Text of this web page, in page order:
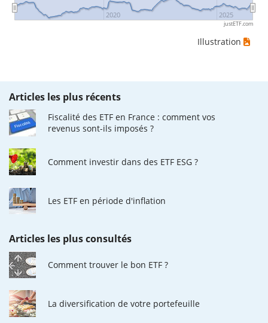
2020 2025
justETF.com
Illustration
Articles les plus récents
Fiscalité des ETF en France : comment vos
revenus sont-ils imposés ?
Comment investir dans des ETF ESG ?
Les ETF en période d'inflation
Articles les plus consultés
Comment trouver le bon ETF ?
La diversification de votre portefeuille